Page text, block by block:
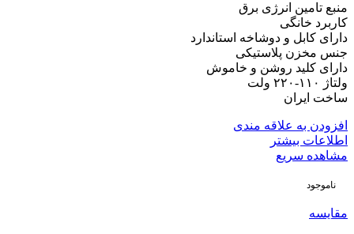
منبع تامین انرژی برق
کاربرد خانگی
دارای کابل و دوشاخه استاندارد
جنس مخزن پلاستیکی
دارای کلید روشن و خاموش
ولتاژ ۱۱۰-۲۲۰ ولت
ساخت ایران
افزودن به علاقه مندی
اطلاعات بیشتر
مشاهده سریع
ناموجود
مقایسه